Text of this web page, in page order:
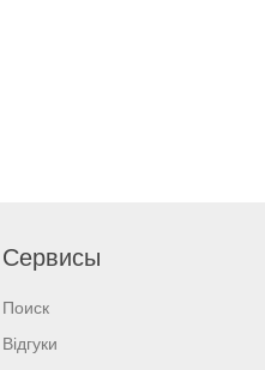
Сервисы
Поиск
Відгуки